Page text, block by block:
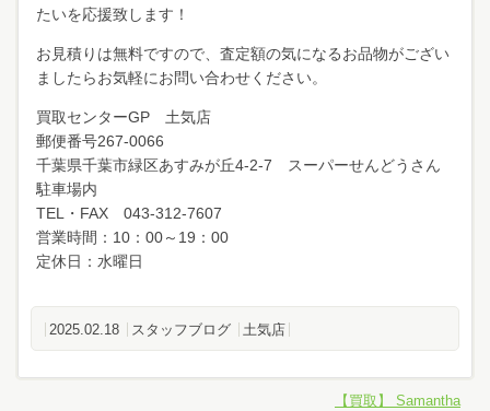
たいを応援致します！
お見積りは無料ですので、査定額の気になるお品物がござい
ましたらお気軽にお問い合わせください。
買取センターGP 土気店
郵便番号267-0066
千葉県千葉市緑区あすみが丘4-2-7 スーパーせんどうさん
駐車場内
TEL・FAX 043-312-7607
営業時間：10：00～19：00
定休日：水曜日
2025.02.18 スタッフブログ 土気店
【買取】 Samantha